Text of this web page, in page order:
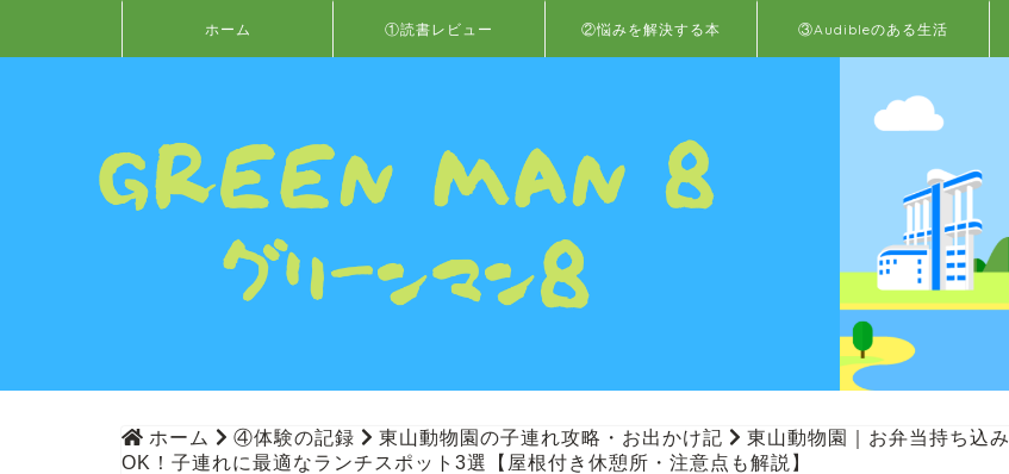
ホーム ①読書レビュー ②悩みを解決する本 ③Audibleのある生活
ホーム ④体験の記録 東山動物園の子連れ攻略・お出かけ記
東山動物園｜お弁当持ち込み
OK！子連れに最適なランチスポット3選【屋根付き休憩所・注意点も解説】